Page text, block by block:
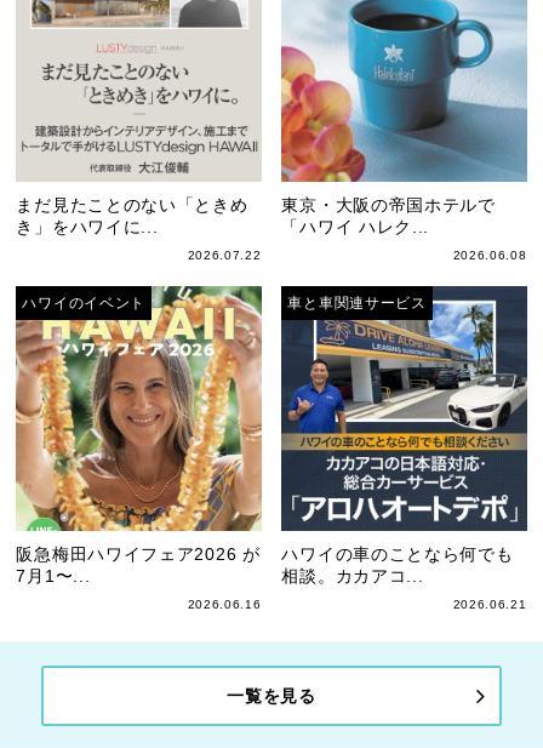
まだ見たことのない「ときめ
き」をハワイに...
2026.07.22
東京・大阪の帝国ホテルで
「ハワイ ハレク...
2026.06.08
ハワイのイベント
阪急梅田ハワイフェア2026 が
7月1〜...
2026.06.16
車と車関連サービス
ハワイの車のことなら何でも
相談。カカアコ...
2026.06.21
一覧を見る